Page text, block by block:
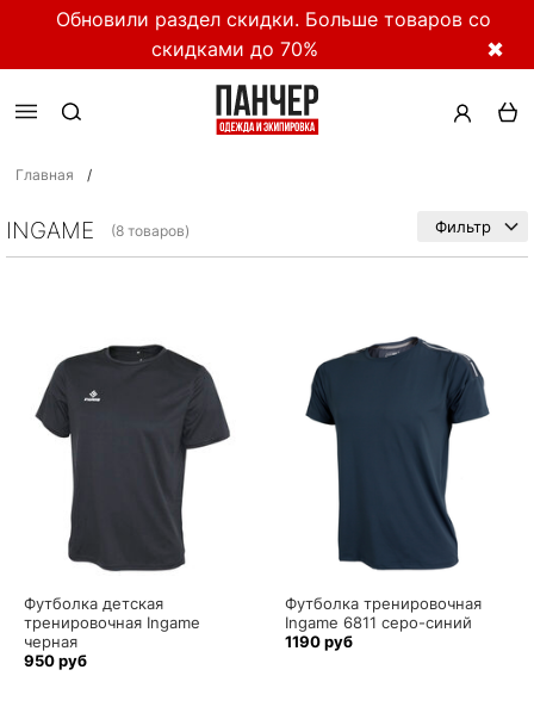
Обновили раздел скидки. Больше товаров со
скидками до 70%
✖
Главная /
INGAME (8 товаров) Фильтр
Футболка детская
тренировочная Ingame
черная
950 руб
Футболка тренировочная
Ingame 6811 серо-синий
1190 руб